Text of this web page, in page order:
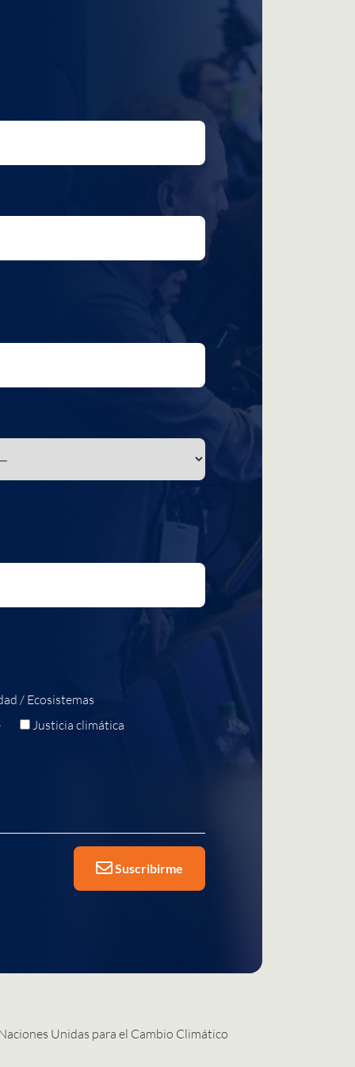
/ Ecosistemas
Justicia climática
Suscribirme
Unidas para el Cambio Climático